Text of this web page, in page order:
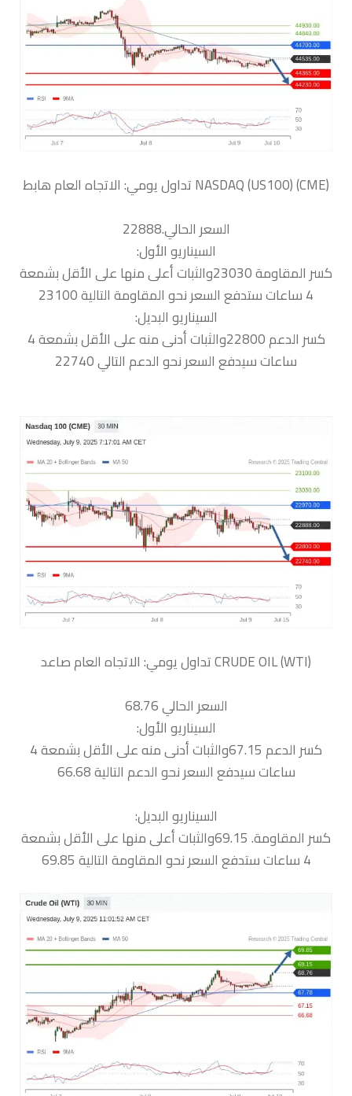
السعر الحالي.22888
السيناريو الأول:
كسر المقاومة 23030والثبات أعلى منها على الأقل بشمعة
4 ساعات ستدفع السعر نحو المقاومة التالية 23100
السيناريو البديل:
كسر الدعم 22800والثبات أدنى منه على الأقل بشمعة 4
ساعات سيدفع السعر نحو الدعم التالي 22740
السعر الحالي 68.76
السيناريو الأول:
كسر الدعم 67.15والثبات أدنى منه على الأقل بشمعة 4
ساعات سيدفع السعر نحو الدعم التالية 66.68
السيناريو البديل:
كسر المقاومة. 69.15والثبات أعلى منها على الأقل بشمعة
4 ساعات ستدفع السعر نحو المقاومة التالية 69.85